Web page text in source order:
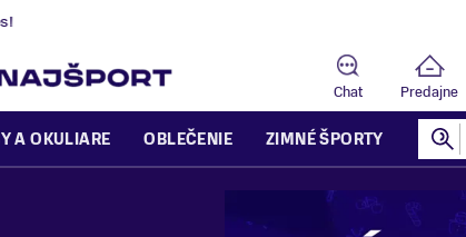
Chat Predajne
A OKULIARE OBLEČENIE ZIMNÉ ŠPORTY